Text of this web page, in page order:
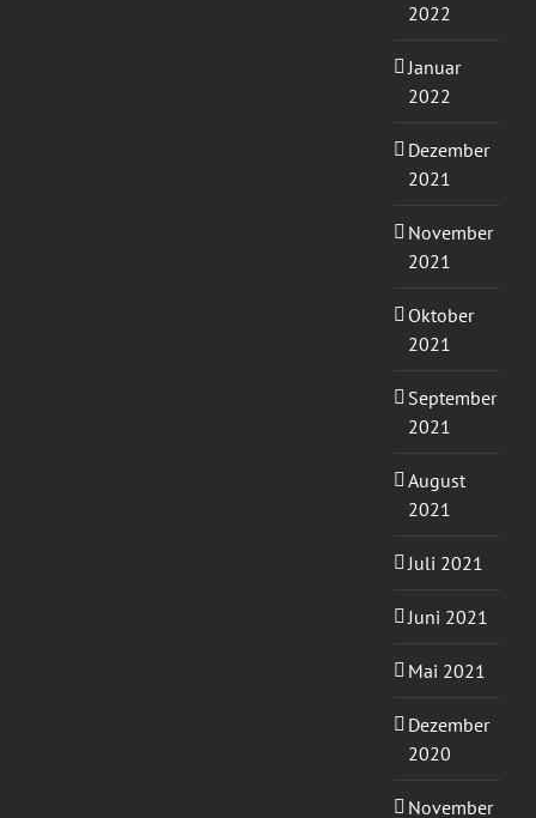
2022
Januar
2022
Dezember
2021
November
2021
Oktober
2021
September
2021
August
2021
Juli 2021
Juni 2021
Mai 2021
Dezember
2020
November